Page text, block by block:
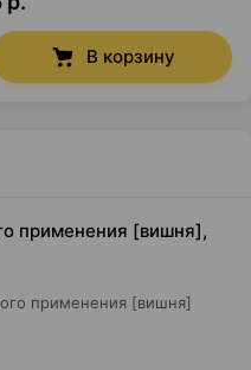
В корзину
применения [вишня],
применения [вишня]